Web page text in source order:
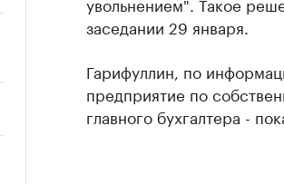
заседании 29 января.
Гарифуллин, по
предприятие по
главного бухгалтера -